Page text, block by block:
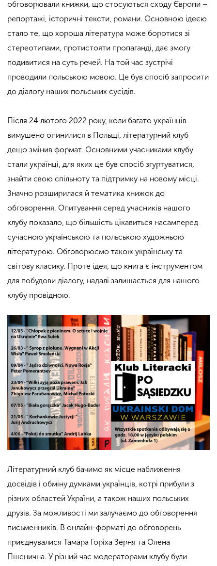
обговорювали книжки, що стосуються сходу Європи –
репортажі, історичні тексти, романи. Основною ідеєю
стало те, що хороша література може боротися зі
стереотипами, протистояти пропаганді, дає змогу
подивитися на суть речей. На той час зустрічі
проводили польською мовою. Це був спосіб запросити
до діалогу наших польських сусідів.
Після 24 лютого 2022 року, коли багато українців
вимушено опинилися в Польщі, літературний клуб
дещо змінив формат. Основними учасниками клубу
стали українці, для яких це був спосіб згуртуватися,
знайти свою спільноту та підтримку на новому місці.
Значно розширилася й тематика книжок до
обговорення. Опитування серед учасників нашого
клубу показало, що більшість цікавиться насамперед
сучасною українською та польською художньою
літературою. Обговорюємо також українську та
світову класику. Проте ідея, що книга є інструментом
для побудови діалогу, надалі залишається для нашого
клубу провідною.
Літературний клуб бачимо як місце наближення
досвідів і обміну думками українців, котрі прибули з
різних областей України, а також наших польських
друзів. За можливості ми залучаємо до обговорення
письменників. В онлайн-форматі до обговорень
приєднувалися Тамара Горіха Зерня та Олена
Пшенична. У різний час модераторами клубу були